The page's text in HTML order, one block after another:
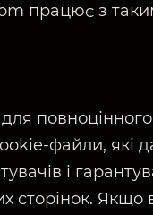
працює з
для
файли, які
і
сторінок. Якщо